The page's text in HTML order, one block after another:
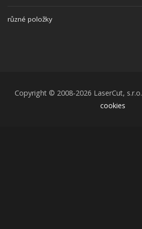
různé položky
Copyright © 2008-2026 LaserCut, s.r.o.
cookies